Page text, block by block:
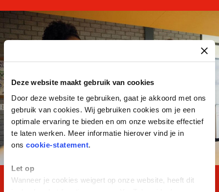
Deze website maakt gebruik van cookies
Door deze website te gebruiken, gaat je akkoord met ons
gebruik van cookies. Wij gebruiken cookies om je een
optimale ervaring te bieden en om onze website effectief
te laten werken. Meer informatie hierover vind je in
ons cookie-statement.
Let op
Wanneer je cookies weigert op onze website, heeft dit
MAVO TOTAAL